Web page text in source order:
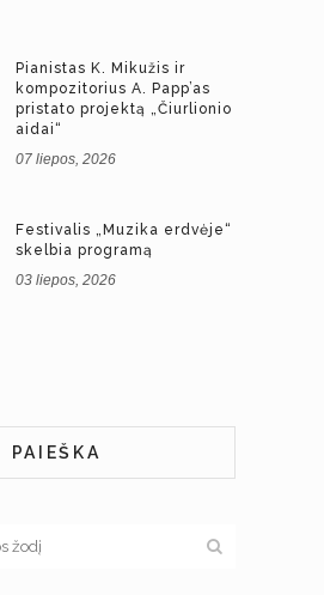
Pianistas K. Mikužis ir
kompozitorius A. Papp’as
pristato projektą „Čiurlionio
aidai“
07 liepos, 2026
Festivalis „Muzika erdvėje“
skelbia programą
03 liepos, 2026
PAIEŠKA